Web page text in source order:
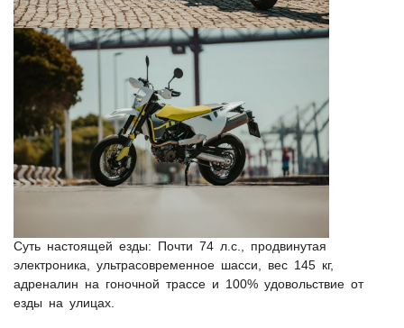
Суть настоящей езды: Почти 74 л.с., продвинутая
электроника, ультрасовременное шасси, вес 145 кг,
адреналин на гоночной трассе и 100% удовольствие от
езды на улицах.